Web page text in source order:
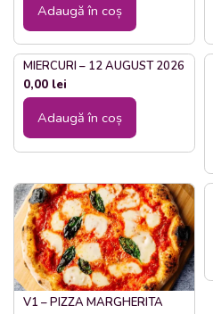
Adaugă în coș
MIERCURI – 12 AUGUST 2026
0,00 lei
Adaugă în coș
V1 – PIZZA MARGHERITA